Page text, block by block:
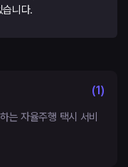
니다.
(1)
는 자율주행 택시 서비